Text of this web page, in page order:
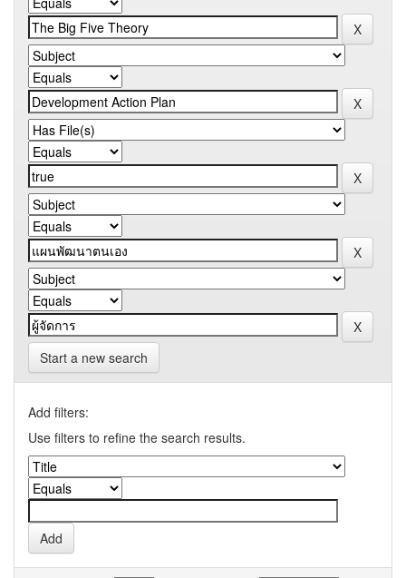
Start a new search
Add filters:
Use filters to refine the search results.